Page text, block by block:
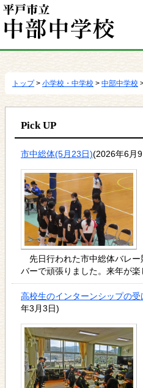
移
トップ> 小学校・中学校 > 中部中学校
Pick UP
市中総体(5月23日)(2026年6月
先日行われた市中総体バレー
バーで頑張りました。来年が楽
高校生のインターンシップの受
年3月3日)